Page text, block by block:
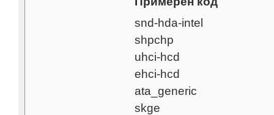
snd-hda-intel
shpchp
uhci-hcd
ehci-hcd
ata_generic
skge